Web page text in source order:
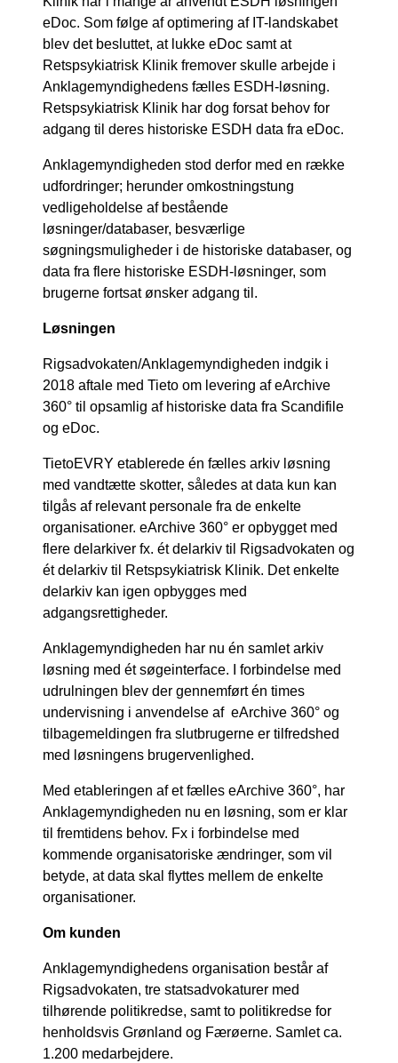
eDoc. Som følge af optimering af IT-landskabet
blev det besluttet, at lukke eDoc samt at
Retspsykiatrisk Klinik fremover skulle arbejde i
Anklagemyndighedens fælles ESDH-løsning.
Retspsykiatrisk Klinik har dog forsat behov for
adgang til deres historiske ESDH data fra eDoc.
Anklagemyndigheden stod derfor med en række
udfordringer; herunder omkostningstung
vedligeholdelse af bestående
løsninger/databaser, besværlige
søgningsmuligheder i de historiske databaser, og
data fra flere historiske ESDH-løsninger, som
brugerne fortsat ønsker adgang til.
Løsningen
Rigsadvokaten/Anklagemyndigheden indgik i
2018 aftale med Tieto om levering af eArchive
360° til opsamlig af historiske data fra Scandifile
og eDoc.
TietoEVRY etablerede én fælles arkiv løsning
med vandtætte skotter, således at data kun kan
tilgås af relevant personale fra de enkelte
organisationer. eArchive 360° er opbygget med
flere delarkiver fx. ét delarkiv til Rigsadvokaten og
ét delarkiv til Retspsykiatrisk Klinik. Det enkelte
delarkiv kan igen opbygges med
adgangsrettigheder.
Anklagemyndigheden har nu én samlet arkiv
løsning med ét søgeinterface. I forbindelse med
udrulningen blev der gennemført én times
undervisning i anvendelse af eArchive 360° og
tilbagemeldingen fra slutbrugerne er tilfredshed
med løsningens brugervenlighed.
Med etableringen af et fælles eArchive 360°, har
Anklagemyndigheden nu en løsning, som er klar
til fremtidens behov. Fx i forbindelse med
kommende organisatoriske ændringer, som vil
betyde, at data skal flyttes mellem de enkelte
organisationer.
Om kunden
Anklagemyndighedens organisation består af
Rigsadvokaten, tre statsadvokaturer med
tilhørende politikredse, samt to politikredse for
henholdsvis Grønland og Færøerne. Samlet ca.
1.200 medarbejdere.